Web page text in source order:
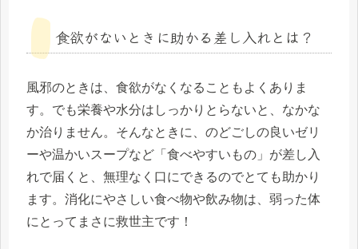
食欲がないときに助かる差し入れとは？
風邪のときは、食欲がなくなることもよくありま
す。でも栄養や水分はしっかりとらないと、なかな
か治りません。そんなときに、のどごしの良いゼリ
ーや温かいスープなど「食べやすいもの」が差し入
れで届くと、無理なく口にできるのでとても助かり
ます。消化にやさしい食べ物や飲み物は、弱った体
にとってまさに救世主です！